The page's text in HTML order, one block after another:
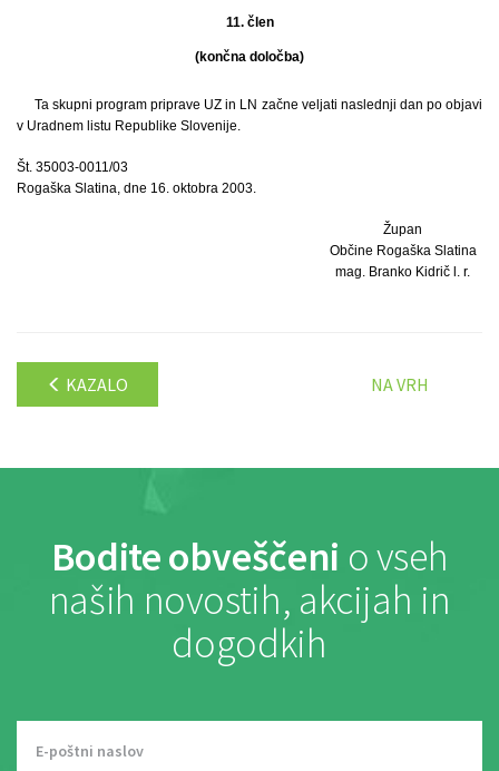
11. člen
(končna določba)
Ta skupni program priprave UZ in LN začne veljati naslednji dan po objavi
v Uradnem listu Republike Slovenije.
Št. 35003-0011/03
Rogaška Slatina, dne 16. oktobra 2003.
Župan
Občine Rogaška Slatina
mag. Branko Kidrič l. r.
KAZALO NA VRH
Bodite obveščeni o vseh
naših novostih, akcijah in
dogodkih